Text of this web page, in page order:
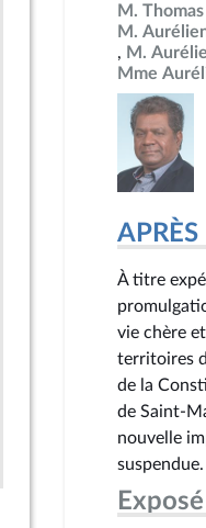
20 janvier 2025
20 janvier 2025
20 janvier 2025
20 janvier 2025
20 janvier 2025
20 janvier 2025
M.
M.
M.
Mme
À titre
vie chère
territoires
de la
de Saint-
nouvelle
suspendue.